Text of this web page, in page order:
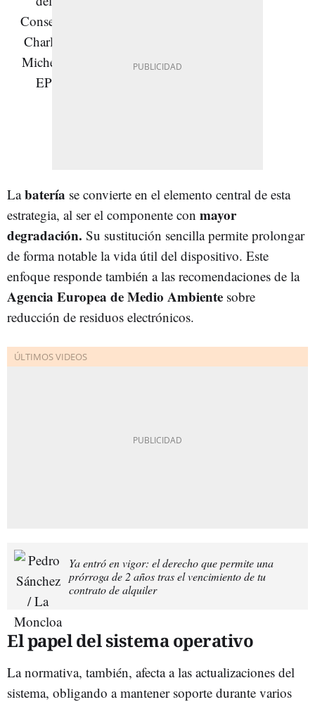
Labatería se convierte en el elemento central de esta
estrategia, al ser el componente con mayor
degradación. Su sustitución sencilla permite prolongar
de forma notable la vida útil del dispositivo. Este
enfoque responde también a las recomendaciones de la
Agencia Europea de Medio Ambiente sobre
reducción de residuos electrónicos.
Ya entró en vigor: el derecho que permite una
prórroga de 2 años tras el vencimiento de tu
contrato de alquiler
El papel del sistema operativo
La normativa, también, afecta a las actualizaciones del
sistema, obligando a mantener soporte durante varios